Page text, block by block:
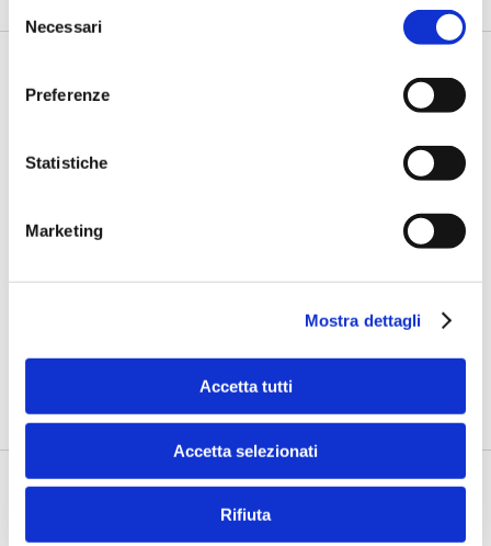
delNecessari
Preferenze
Statistiche
Marketing
Mostra dettagli
Accetta tutti
Accetta selezionati
Rifiuta
Petrella (BPER Banca): “La GenAI
rafforza i controlli e valorizza il
secondo livello più strutturati, standardizzati e capaci di le...